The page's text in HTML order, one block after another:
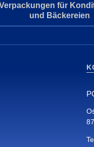
für
und Bäckereien